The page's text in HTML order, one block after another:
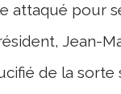
attaqué pour
Jean-
de la